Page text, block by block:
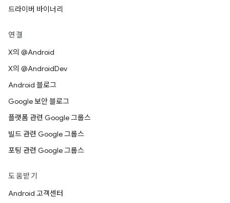
드라이버 바이너리
연결
X의 @Android
X의 @AndroidDev
Android 블로그
Google 보안 블로그
플랫폼 관련 Google 그룹스
빌드 관련 Google 그룹스
포팅 관련 Google 그룹스
도움받기
Android 고객센터